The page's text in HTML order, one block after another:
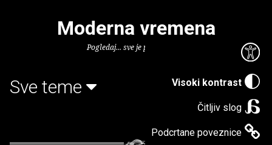
Visoki kontrast
Čitljiv slog
Podcrtane poveznice
Moderna vremena
Pogledaj... sve je puno knjiga.
Sve teme